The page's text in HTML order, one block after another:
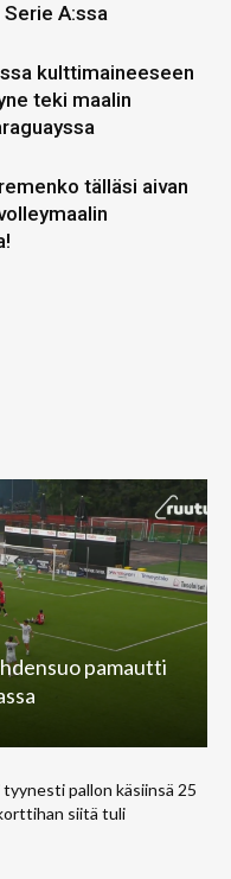
A:ssa
kulttimaineeseen
teki maalin
tälläsi aivan
pamautti
pallon käsiinsä 25
siitä tuli